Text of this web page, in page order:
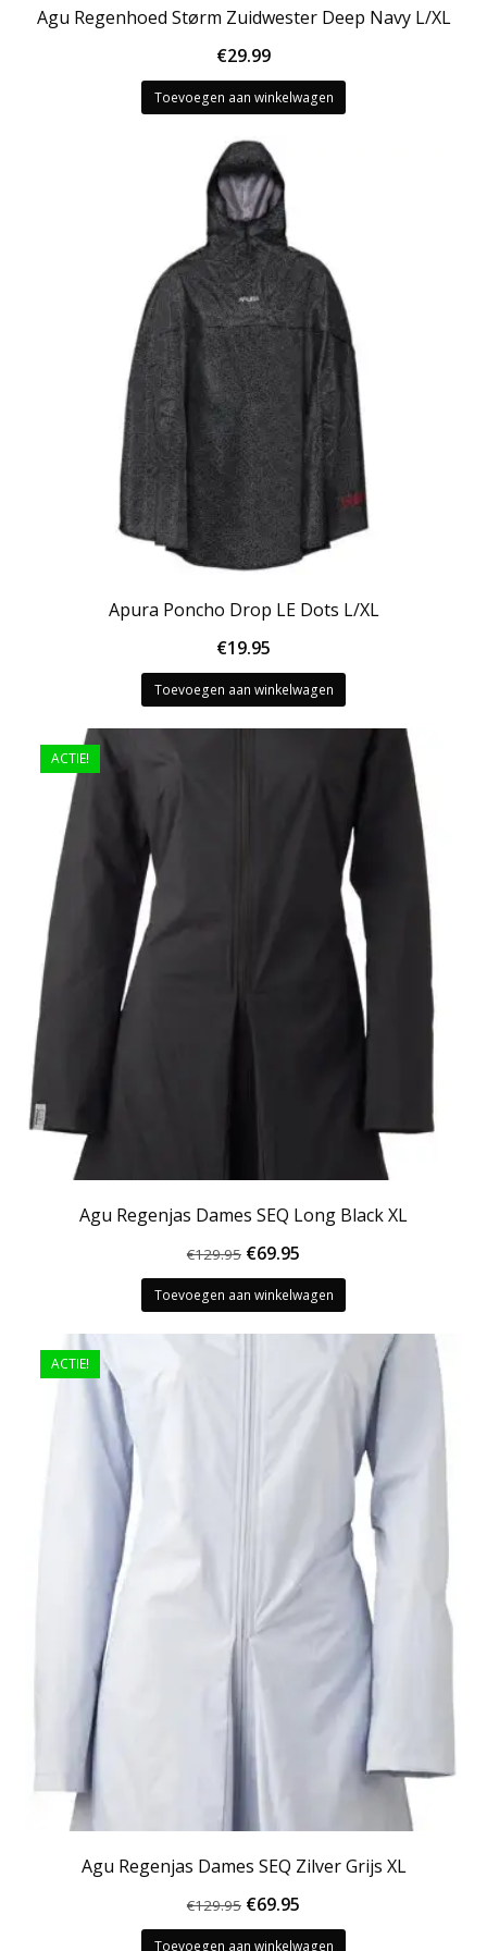
Agu Regenhoed Størm Zuidwester Deep Navy L/XL
€29.99
Toevoegen aan winkelwagen
Apura Poncho Drop LE Dots L/XL
€19.95
Toevoegen aan winkelwagen
ACTIE!
Agu Regenjas Dames SEQ Long Black XL
€129.95 Oorspronkelijke
prijs
was:
€129.95.
€69.95
prijs
is:
€69.95.
Toevoegen aan winkelwagen
ACTIE!
Agu Regenjas Dames SEQ Zilver Grijs XL
€129.95 Oorspronkelijke
prijs
€69.95
prijs
Toevoegen aan winkelwagen